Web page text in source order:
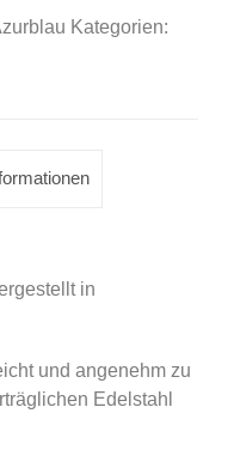
Kategorien:
in
und angenehm zu
Edelstahl